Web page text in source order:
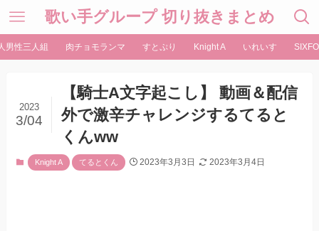
歌い手グループ 切り抜きまとめ
男性三人組 肉チョモランマ すとぷり Knight A いれいす
【騎士A文字起こし】 動画＆配信
外で激辛チャレンジするてると
くんww
2023
3/04
Knight A てるとくん 2023年3月3日 2023年3月4日